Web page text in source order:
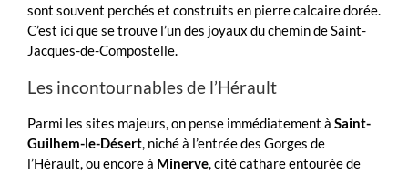
sont souvent perchés et construits en pierre calcaire dorée.
C’est ici que se trouve l’un des joyaux du chemin de Saint-
Jacques-de-Compostelle.
Les incontournables de l’Hérault
Parmi les sites majeurs, on pense immédiatement à Saint-
Guilhem-le-Désert, niché à l’entrée des Gorges de
l’Hérault, ou encore à Minerve, cité cathare entourée de